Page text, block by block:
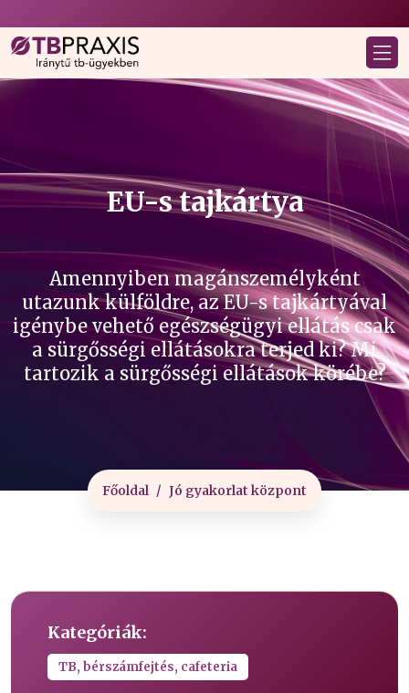
EU-s tajkártya
Amennyiben magánszemélyként
utazunk külföldre, az EU-s tajkártyával
igénybe vehető egészségügyi ellátás csak
a sürgősségi ellátásokra terjed ki? Mi
tartozik a sürgősségi ellátások körébe?
Főoldal Jó gyakorlat központ
Kategóriák:
TB, bérszámfejtés, cafeteria